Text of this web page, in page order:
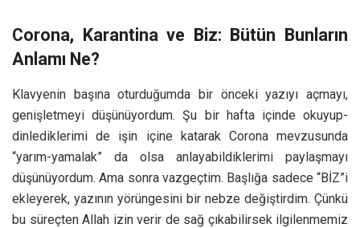
Corona, Karantina ve Biz: Bütün Bunların
Anlamı Ne?
Klavyenin başına oturduğumda bir önceki yazıyı açmayı,
genişletmeyi düşünüyordum. Şu bir hafta içinde okuyup-
dinlediklerimi de işin içine katarak Corona mevzusunda
“yarım-yamalak” da olsa anlayabildiklerimi paylaşmayı
düşünüyordum. Ama sonra vazgeçtim. Başlığa sadece “BİZ”i
ekleyerek, yazının yörüngesini bir nebze değiştirdim. Çünkü
bu süreçten Allah izin verir de sağ çıkabilirsek ilgilenmemiz